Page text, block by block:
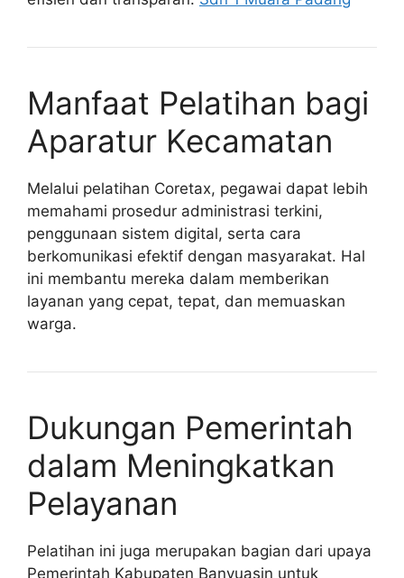
Manfaat Pelatihan bagi
Aparatur Kecamatan
Melalui pelatihan Coretax, pegawai dapat lebih
memahami prosedur administrasi terkini,
penggunaan sistem digital, serta cara
berkomunikasi efektif dengan masyarakat. Hal
ini membantu mereka dalam memberikan
layanan yang cepat, tepat, dan memuaskan
warga.
Dukungan Pemerintah
dalam Meningkatkan
Pelayanan
Pelatihan ini juga merupakan bagian dari upaya
Pemerintah Kabupaten Banyuasin untuk